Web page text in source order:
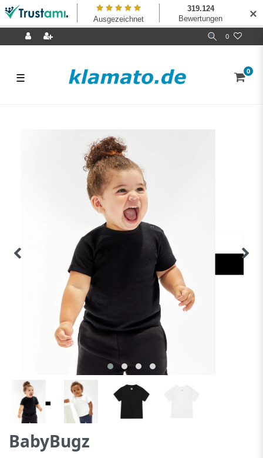
0
☰ 0
BabyBugz
✕